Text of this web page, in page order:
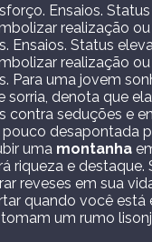
Ensaios.
realização ou
Ensaios. Status
realização ou
Para uma jovem
denota que
contra seduções e
pouco desapontada
uma montanha
riqueza e destaque.
reveses em sua
quando você
um rumo